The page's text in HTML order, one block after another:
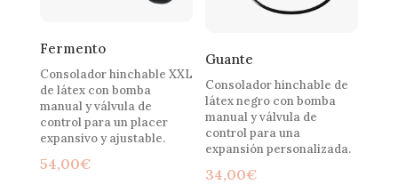
Fermento
Consolador hinchable XXL
de látex con bomba
manual y válvula de
control para un placer
expansivo y ajustable.
54,00€
Guante
Consolador hinchable de
látex negro con bomba
manual y válvula de
control para una
expansión personalizada.
34,00€